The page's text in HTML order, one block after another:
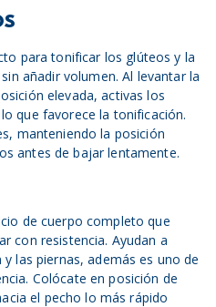
para tonificar los glúteos y la
añadir volumen. Al levantar la
elevada, activas los
que favorece la tonificación.
manteniendo la posición
antes de bajar lentamente.
de cuerpo completo que
con resistencia. Ayudan a
las piernas, además es uno de
Colócate en posición de
el pecho lo más rápido